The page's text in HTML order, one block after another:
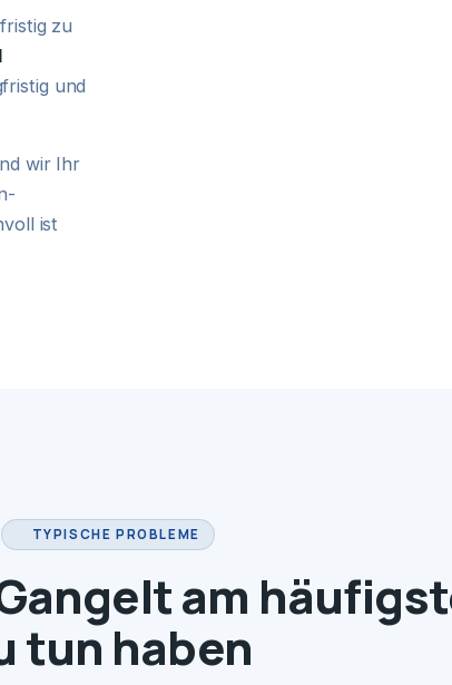
zu
und
wir Ihr
ist
TYPISCHE PROBLEME
am
tun haben